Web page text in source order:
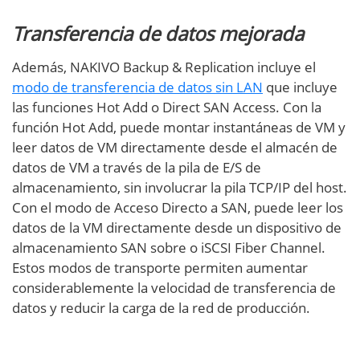
Transferencia de datos mejorada
Además, NAKIVO Backup & Replication incluye el
modo de transferencia de datos sin LAN que incluye
las funciones Hot Add o Direct SAN Access. Con la
función Hot Add, puede montar instantáneas de VM y
leer datos de VM directamente desde el almacén de
datos de VM a través de la pila de E/S de
almacenamiento, sin involucrar la pila TCP/IP del host.
Con el modo de Acceso Directo a SAN, puede leer los
datos de la VM directamente desde un dispositivo de
almacenamiento SAN sobre o iSCSI Fiber Channel.
Estos modos de transporte permiten aumentar
considerablemente la velocidad de transferencia de
datos y reducir la carga de la red de producción.